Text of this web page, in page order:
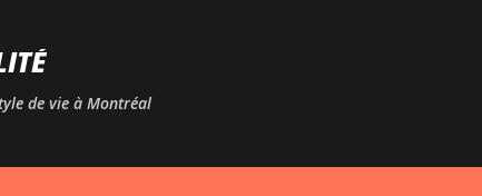
de vie à Montréal